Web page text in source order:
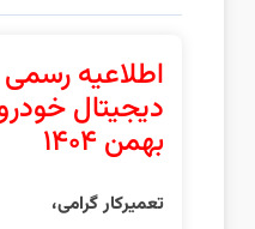
اطلاعیه
بهمن 1404
تعمیرکار گرامی،